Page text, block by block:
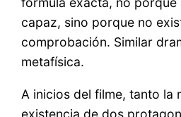
capaz, sino porque no
comprobación. Similar
metafísica.
A inicios del filme, tanto la
existencia de dos